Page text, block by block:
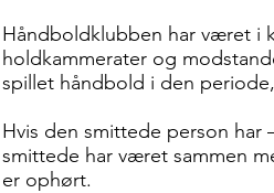
Håndboldklubben har været i
holdkammerater og
spillet håndbold i den
Hvis den smittede person har
smittede har været sammen
er ophørt.